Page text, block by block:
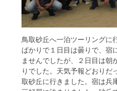
鳥取砂丘へ一泊ツーリングに
ばかりで１日目は曇りで、宿
ませんでしたが、２日目は朝
りでした。天気予報どおりだ
取砂丘に行きました。宿は兵